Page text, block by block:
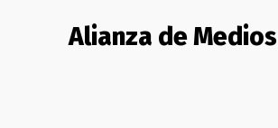
Alianza de Medios